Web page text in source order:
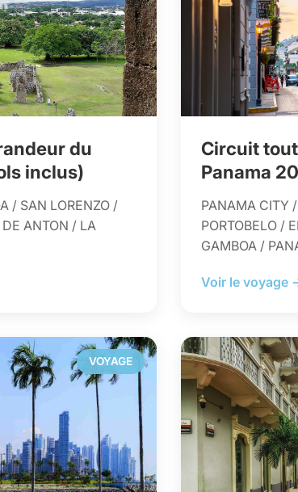
du
inclus)
/ SAN LORENZO /
DE ANTON / LA
Circuit
Panama
PANAMA CITY
PORTOBELO /
GAMBOA /
Voir le voyage
VOYAGE